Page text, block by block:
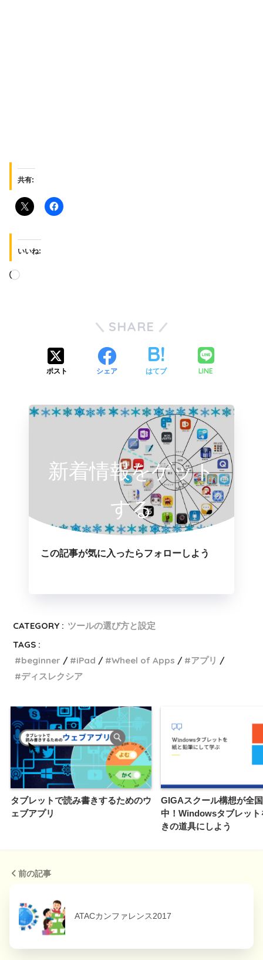
共有:
いいね:
SHARE
ポスト シェア はてブ LINE
新着情報をゲット
する
この記事が気に入ったらフォローしよう
CATEGORY : ツールの選び方と設定
TAGS :
beginner
iPad Wheel of Apps
アプリ
ディスレクシア
タブレットで読み書きするためのウ
ェブアプリ
GIGAスクール構想が全
中！Windowsタブレット
きの道具にしよう
前の記事
ATACカンファレンス2017